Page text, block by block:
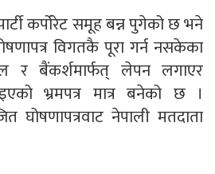
कर्पोरेट समूह बन्न पुगेको छ भने
विगतकै पूरा गर्न नसकेका
र बैंकर्शमार्फत् लेपन लगाएर
भ्रमपत्र मात्र बनेको छ ।
घोषणापत्रवाट नेपाली मतदाता